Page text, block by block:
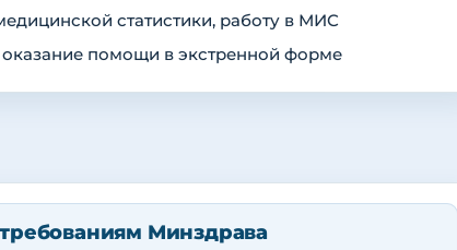
статистики, работу в МИС
помощи в экстренной форме
Минздрава